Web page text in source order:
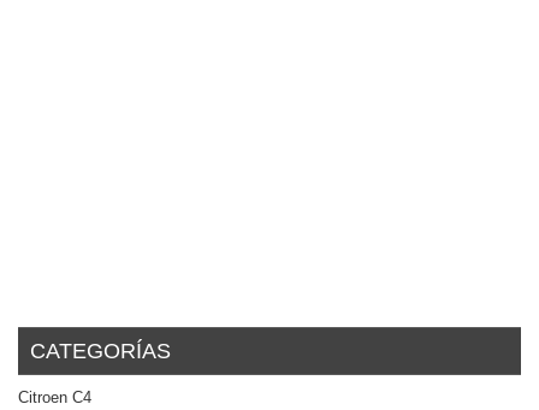
CATEGORÍAS
Citroen C4